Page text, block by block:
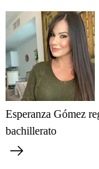
Esperanza Gómez
bachillerato